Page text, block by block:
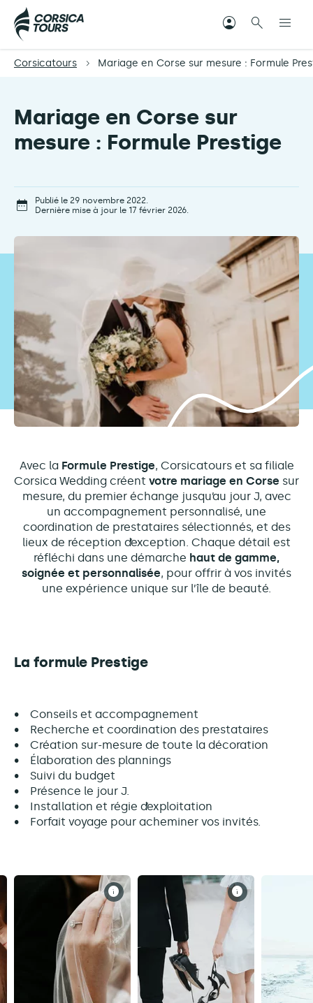
Corsicatours Mariage en Corse sur mesure : Formule
Mariage en Corse sur
mesure : Formule Prestige
Publié le 29 novembre 2022.
Dernière mise à jour le 17 février 2026.
Avec la Formule Prestige, Corsicatours et sa filiale
Corsica Wedding créent votre mariage en Corse sur
mesure, du premier échange jusqu’au jour J, avec
un accompagnement personnalisé, une
coordination de prestataires sélectionnés, et des
lieux de réception d’exception. Chaque détail est
réfléchi dans une démarche haut de gamme,
soignée et personnalisée, pour offrir à vos invités
une expérience unique sur l’île de beauté.
La formule Prestige
• Conseils et accompagnement
• Recherche et coordination des prestataires
• Création sur-mesure de toute la décoration
• Élaboration des plannings
• Suivi du budget
• Présence le jour J.
• Installation et régie d’exploitation
• Forfait voyage pour acheminer vos invités.